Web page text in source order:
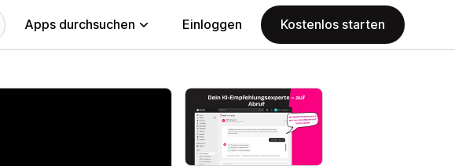
Apps durchsuchen Einloggen Kostenlos starten